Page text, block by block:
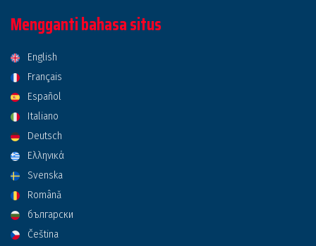
Mengganti bahasa situs
English
Français
Español
Italiano
Deutsch
Ελληνικά
Svenska
Română
български
Čeština